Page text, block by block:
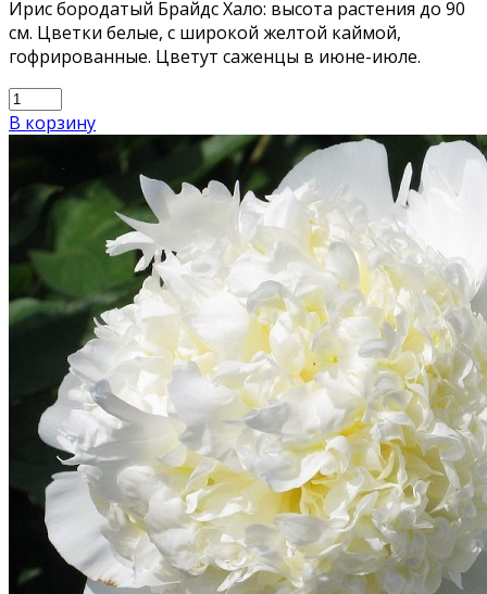
Ирис бородатый Брайдс Хало: высота растения до 90
см. Цветки белые, с широкой желтой каймой,
гофрированные. Цветут саженцы в июне-июле.
В корзину